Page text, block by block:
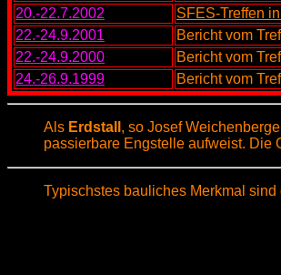
20.-22.7.2002
SFES-Treffen
22.-24.9.2001
Bericht vom
22.-24.9.2000
Bericht vom
24.-26.9.1999
Bericht vom
Als Erdstall , so Josef
passierbare Engstelle aufweist. Die
Typischstes bauliches Merkmal